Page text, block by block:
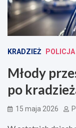
KRADZIEŻ POLICJA
Młody
po
15 maja 2026